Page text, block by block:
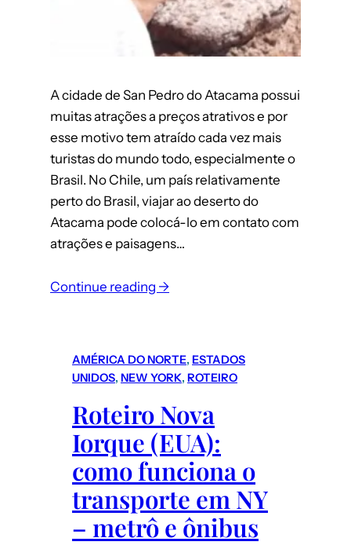
A cidade de San Pedro do Atacama possui
muitas atrações a preços atrativos e por
esse motivo tem atraído cada vez mais
turistas do mundo todo, especialmente o
Brasil. No Chile, um país relativamente
perto do Brasil, viajar ao deserto do
Atacama pode colocá-lo em contato com
atrações e paisagens…
Continue reading →:
Atacama
O
que
fazer
e
quanto
custam
os
AMÉRICA DO NORTE, ESTADOS
UNIDOS, NEW YORK, ROTEIRO
Roteiro Nova
Iorque (EUA):
como funciona o
transporte em NY
– metrô e ônibus